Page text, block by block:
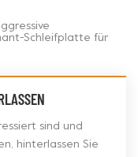
Schleifplatte für
sind und
hinterlassen Sie